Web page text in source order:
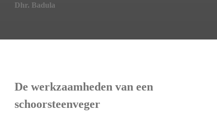
Dhr. Badula
De werkzaamheden van een
schoorsteenveger